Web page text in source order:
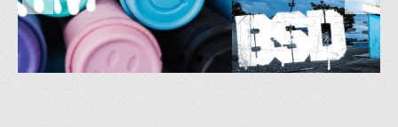
DEALER LOCATOR
CONTACT